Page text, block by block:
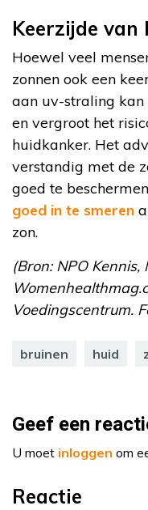
Keerzijde van
Hoewel veel
zonnen ook een
aan uv-straling kan
en vergroot het
huidkanker. Het
verstandig met de
goed te
goed in te smeren
zon.
(Bron: NPO
Voedingscentrum.
bruinen huid
Geef een
U moet inloggen om
Reactie